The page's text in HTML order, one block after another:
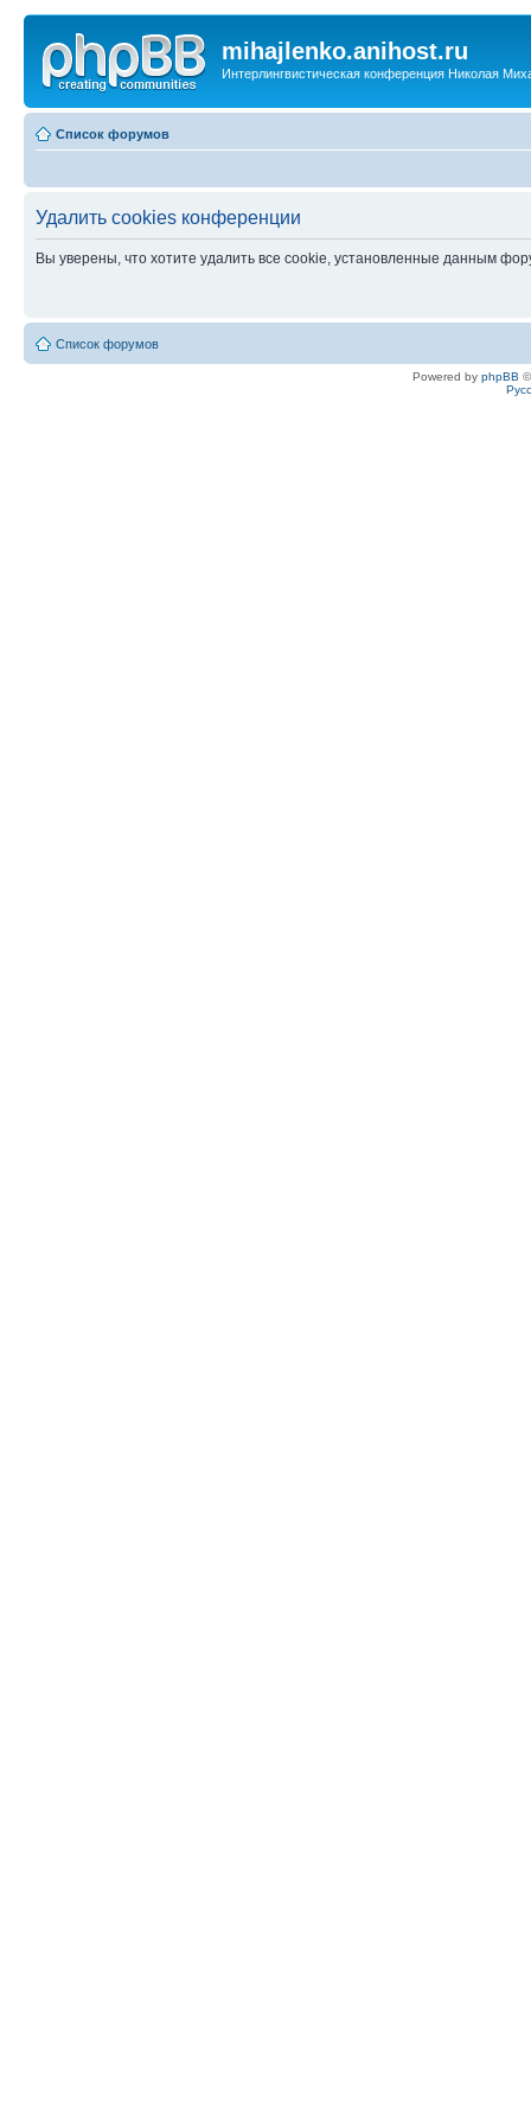
mihajlenko.anihost.ru
Интерлингвистическая конференция Николая
Список форумов
Удалить cookies конференции
Вы уверены, что хотите удалить все cookie, установленные данным
Список форумов
Powered by phpBB